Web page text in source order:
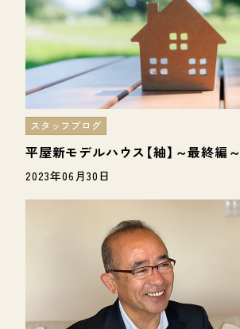
平屋新モデルハウス【紬】～最終編～
スタッフブログ
2023年06月30日